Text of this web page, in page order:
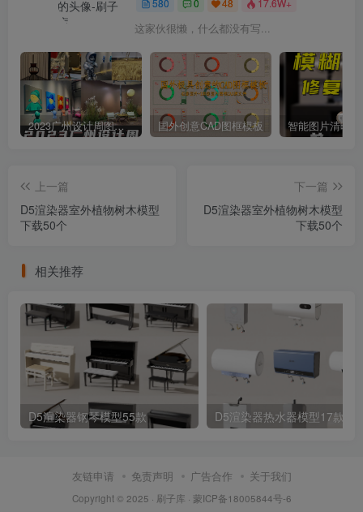
580 0 48 17.6W+
这家伙很懒，什么都没有写...
2023广州设计周图集更新至8000多张高清图+联系方式 国外创意CAD图框模板
上一篇
D5渲染器室外植物树木模型
下载50个
下一篇
D5渲染器室外植物树木模型
下载50个
相关推荐
D5渲染器钢琴模型55款 D5渲染器热水器模型17款
友链申请 免责声明 广告合作 关于我们
Copyright © 2025 · 刷子库 · 蒙ICP备18005844号-6